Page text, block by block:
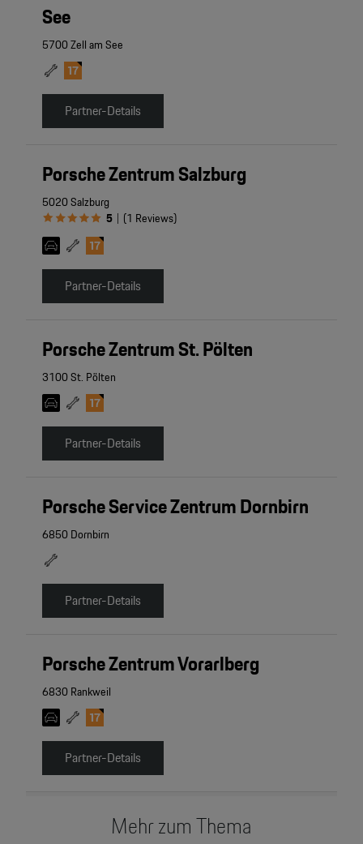
See
5700 Zell am See
Partner-Details
Porsche Zentrum Salzburg
5020 Salzburg
5 | (1 Reviews)
Partner-Details
Porsche Zentrum St. Pölten
3100 St. Pölten
Partner-Details
Porsche Service Zentrum Dornbirn
6850 Dornbirn
Partner-Details
Porsche Zentrum Vorarlberg
6830 Rankweil
Partner-Details
Mehr zum Thema